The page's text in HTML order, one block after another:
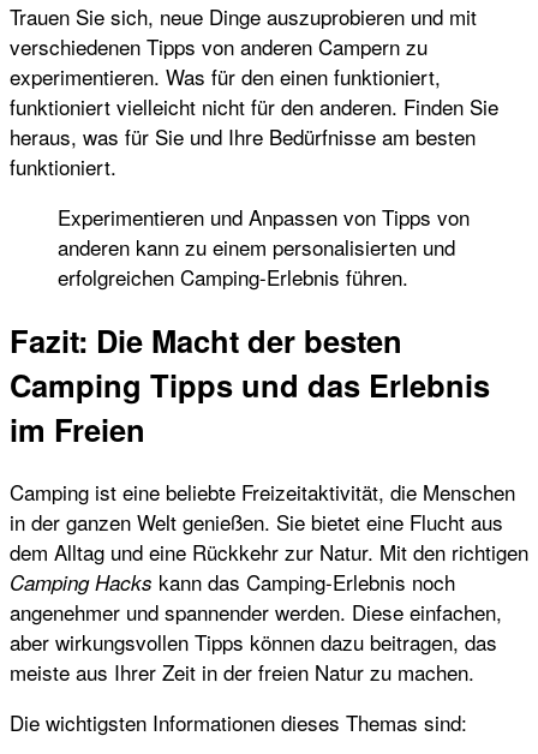
Trauen Sie sich, neue Dinge auszuprobieren und mit
verschiedenen Tipps von anderen Campern zu
experimentieren. Was für den einen funktioniert,
funktioniert vielleicht nicht für den anderen. Finden Sie
heraus, was für Sie und Ihre Bedürfnisse am besten
funktioniert.
Experimentieren und Anpassen von Tipps von
anderen kann zu einem personalisierten und
erfolgreichen Camping-Erlebnis führen.
Fazit: Die Macht der besten
Camping Tipps und das Erlebnis
im Freien
Camping ist eine beliebte Freizeitaktivität, die Menschen
in der ganzen Welt genießen. Sie bietet eine Flucht aus
dem Alltag und eine Rückkehr zur Natur. Mit den richtigen
Camping Hacks kann das Camping-Erlebnis noch
angenehmer und spannender werden. Diese einfachen,
aber wirkungsvollen Tipps können dazu beitragen, das
meiste aus Ihrer Zeit in der freien Natur zu machen.
Die wichtigsten Informationen dieses Themas sind: